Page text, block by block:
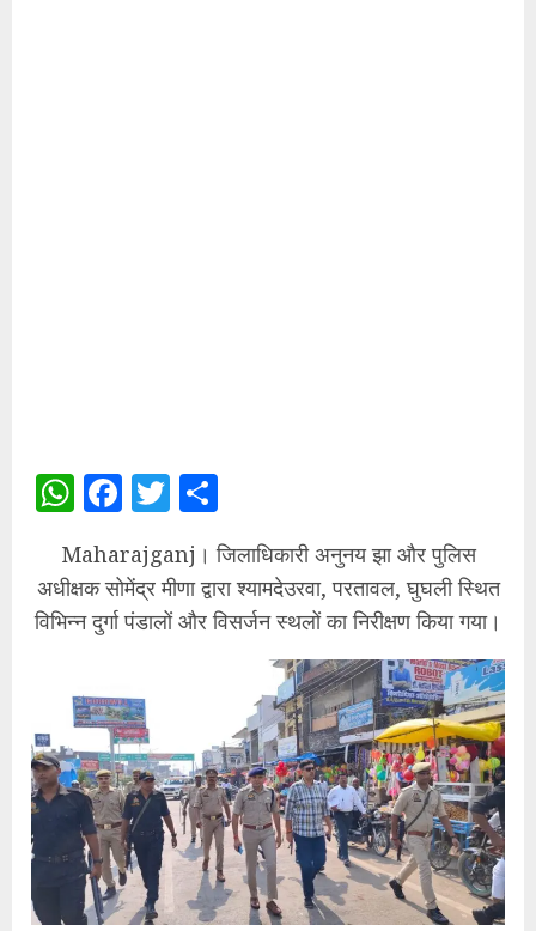
WhatsApp
Facebook
Twitter
Maharajganj। जिलाधिकारी अनुनय झा और पुलिस
अधीक्षक सोमेंद्र मीणा द्वारा श्यामदेउरवा, परतावल, घुघली स्थित
विभिन्न दुर्गा पंडालों और विसर्जन स्थलों का निरीक्षण किया गया।